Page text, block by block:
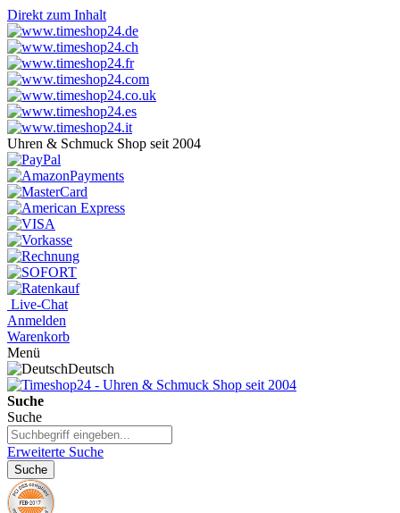
Direkt zum Inhalt
Uhren & Schmuck Shop seit 2004
Live-Chat
Anmelden
Warenkorb
Menü
Deutsch
Suche
Suche
Erweiterte Suche
Suche